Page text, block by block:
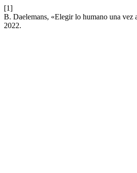
[1]
B. Daelemans, «Elegir lo humano una
2022.